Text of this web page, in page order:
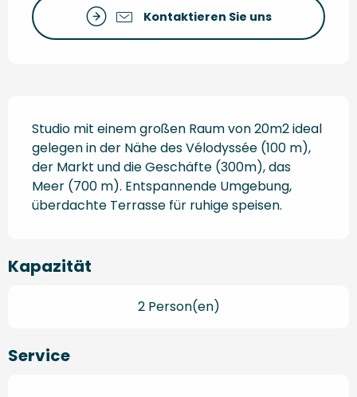
Kontaktieren Sie uns
Studio mit einem großen Raum von 20m2 ideal
gelegen in der Nähe des Vélodyssée (100 m),
der Markt und die Geschäfte (300m), das
Meer (700 m). Entspannende Umgebung,
überdachte Terrasse für ruhige speisen.
Kapazität
2 Person(en)
Service